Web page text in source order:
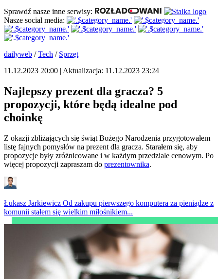
Sprawdź nasze inne serwisy:
Nasze social media:
dailyweb /Tech / Sprzęt
11.12.2023 20:00 | Aktualizacja: 11.12.2023 23:24
Najlepszy prezent dla gracza? 5
propozycji, które będą idealne pod
choinkę
Z okazji zbliżających się świąt Bożego Narodzenia przygotowałem
listę fajnych pomysłów na prezent dla gracza. Starałem się, aby
propozycje były zróżnicowane i w każdym przedziale cenowym. Po
więcej propozycji zapraszam do prezentownika.
Łukasz Jarkiewicz Od zakupu pierwszego komputera za pieniądze z
komunii stałem się wielkim miłośnikiem...